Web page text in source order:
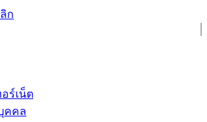
ก
ร์เน็ต
คคล